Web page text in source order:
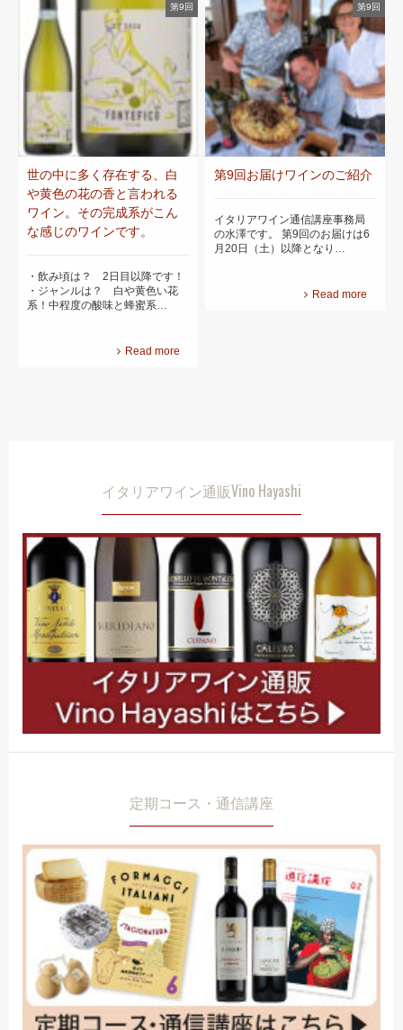
第9回
世の中に多く存在する、白
や黄色の花の香と言われる
ワイン。その完成系がこん
な感じのワインです。
・飲み頃は？ 2日目以降です！
・ジャンルは？ 白や黄色い花
系！中程度の酸味と蜂蜜系…
Read more
第9回
第9回お届けワインのご紹介
イタリアワイン通信講座事務局
の水澤です。 第9回のお届けは6
月20日（土）以降となり…
Read more
イタリアワイン通販Vino Hayashi
定期コース・通信講座